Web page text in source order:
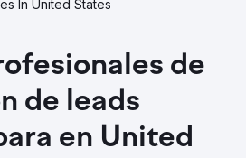
In United States
de
de leads
en United